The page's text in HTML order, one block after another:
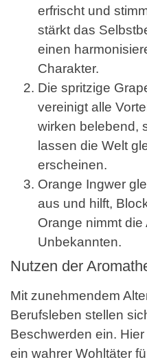
erfrischt und
stärkt das
einen
Charakter.
Die spritzige
vereinigt alle
wirken belebend,
lassen die Welt
erscheinen.
Orange Ingwer
aus und hilft,
Orange nimmt
Unbekannten.
Nutzen der
Mit zunehmendem
Berufsleben stellen
Beschwerden ein.
ein wahrer Wohltäter